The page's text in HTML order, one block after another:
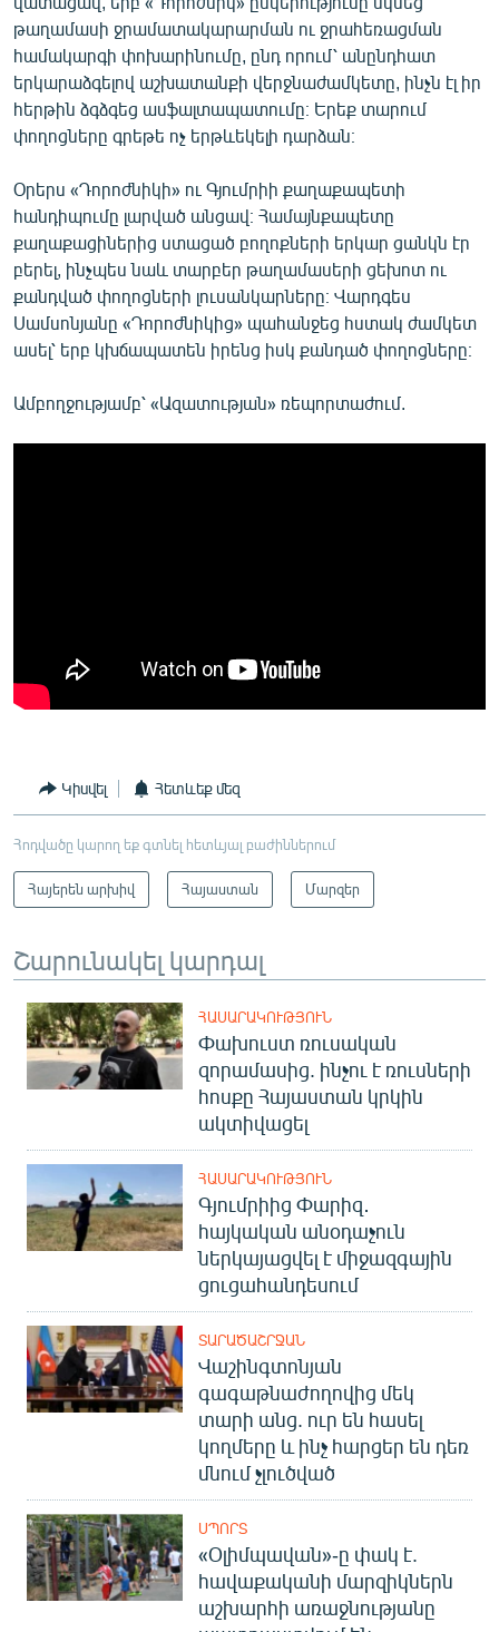
ՁԳՏԵԼՈՎ ԼԱՎԱԳՈՒՅՆԻՆ
ՓՈԴՔԱՍԹ
Հայերեն
Русский
ՀԵՏԵՎԵՔ ՄԵԶ
«Ազատության» բոլոր կայքերը
թաղամասի ջրամատակարարման ու ջրահեռացման
համակարգի փոխարինումը, ընդ որում՝ անընդհատ
երկարաձգելով աշխատանքի վերջնաժամկետը, ինչն էլ իր
հերթին ձգձգեց ասֆալտապատումը։ Երեք տարում
փողոցները գրեթե ոչ երթևեկելի դարձան։
Օրերս «Դորոժնիկի» ու Գյումրիի քաղաքապետի
հանդիպումը լարված անցավ։ Համայնքապետը
քաղաքացիներից ստացած բողոքների երկար ցանկն էր
բերել, ինչպես նաև տարբեր թաղամասերի ցեխոտ ու
քանդված փողոցների լուսանկարները։ Վարդգես
Սամսոնյանը «Դորոժնիկից» պահանջեց հստակ ժամկետ
ասել՝ երբ կխճապատեն իրենց իսկ քանդած փողոցները։
Ամբողջությամբ՝ «Ազատության» ռեպորտաժում.
Կիսվել Հետևեք մեզ
Հոդվածը կարող եք գտնել հետևյալ բաժիններում
Հայերեն արխիվ Հայաստան Մարզեր
Շարունակել կարդալ
ՀԱՍԱՐԱԿՈՒԹՅՈՒՆ
Փախուստ ռուսական
զորամասից. ինչու է ռուսների
հոսքը Հայաստան կրկին
ակտիվացել
ՀԱՍԱՐԱԿՈՒԹՅՈՒՆ
Գյումրիից Փարիզ․
հայկական անօդաչուն
ներկայացվել է միջազգային
ցուցահանդեսում
ՏԱՐԱԾԱՇՐՋԱՆ
Վաշինգտոնյան
գագաթնաժողովից մեկ
տարի անց. ուր են հասել
կողմերը և ինչ հարցեր են դեռ
մնում չլուծված
ՍՊՈՐՏ
«Օլիմպավան»-ը փակ է.
հավաքականի մարզիկներն
աշխարհի առաջնությանը